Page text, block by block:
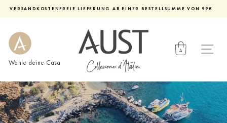
pausieren
VERSANDKOSTENFREIE LIEFERUNG AB EINER BESTELLSUMME VON 99€
Wähle deine Casa